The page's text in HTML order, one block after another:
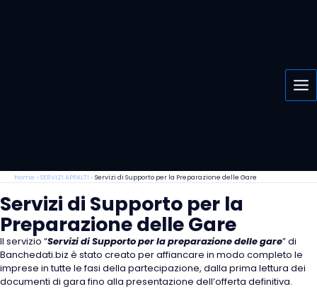
Home »SERVIZI APPALTI »Servizi di Supporto per la Preparazione delle Gare
Servizi di Supporto per la
Preparazione delle Gare
Il servizio “Servizi di Supporto per la preparazione delle gare” di
Banchedati.biz è stato creato per affiancare in modo completo le
imprese in tutte le fasi della partecipazione, dalla prima lettura dei
documenti di gara fino alla presentazione dell’offerta definitiva.